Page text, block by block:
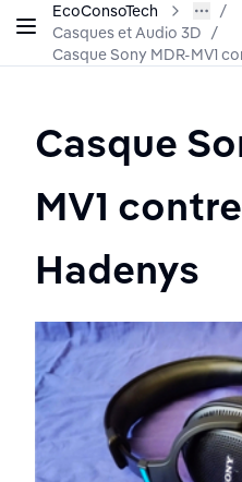
EcoConsoTech
Casques et Audio 3D /
Casque Sony MDR-MV1
Casque
MV1
Hadenys